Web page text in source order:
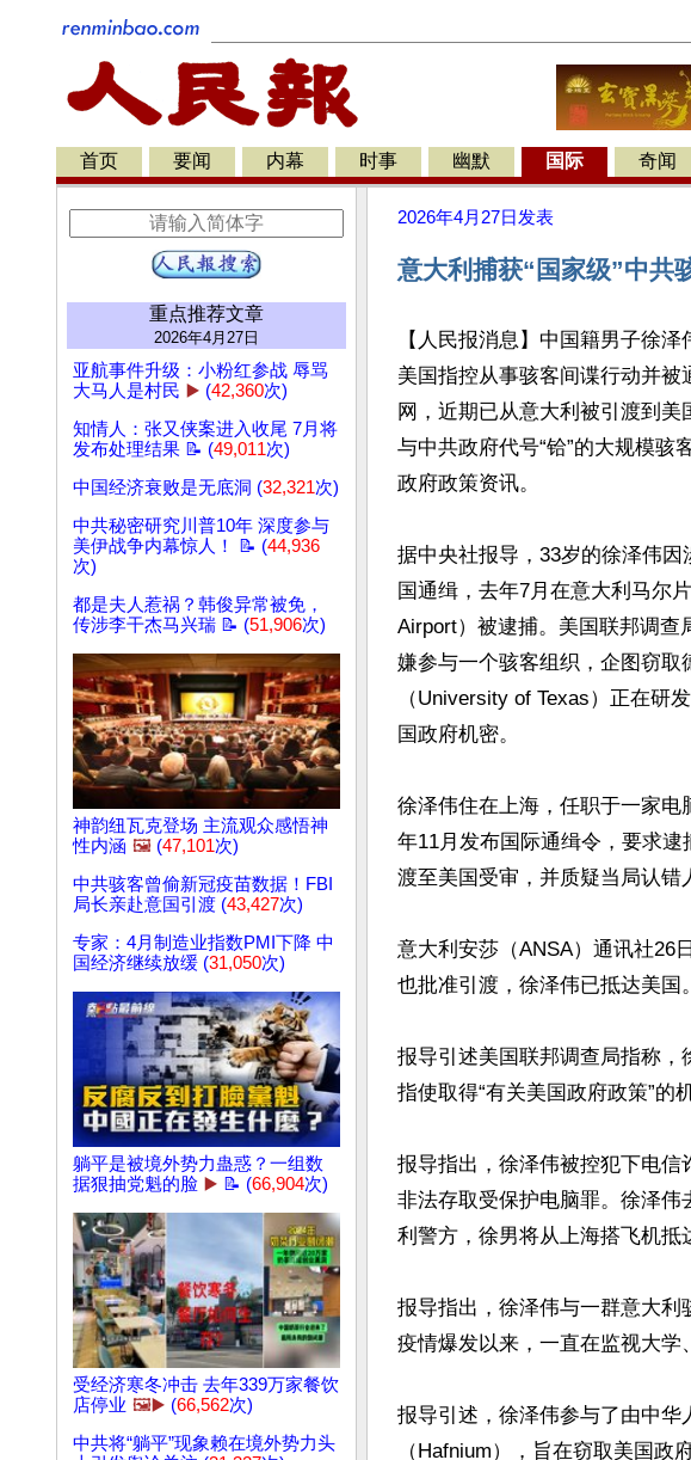
首页 要闻 内幕 时事 幽默 国际 奇闻
重点推荐文章
2026年4月27日
亚航事件升级：小粉红参战 辱骂
大马人是村民 ▶️ (42,360次)
知情人：张又侠案进入收尾 7月将
发布处理结果 📝 (49,011次)
中国经济衰败是无底洞 (32,321次)
中共秘密研究川普10年 深度参与
美伊战争内幕惊人！ 📝 (44,936
次)
都是夫人惹祸？韩俊异常被免，
传涉李干杰马兴瑞 📝 (51,906次)
神韵纽瓦克登场 主流观众感悟神
性内涵 🖼️ (47,101次)
中共骇客曾偷新冠疫苗数据！FBI
局长亲赴意国引渡 (43,427次)
专家：4月制造业指数PMI下降 中
国经济继续放缓 (31,050次)
躺平是被境外势力蛊惑？一组数
据狠抽党魁的脸 ▶️ 📝 (66,904次)
受经济寒冬冲击 去年339万家餐饮
店停业 🖼️▶️ (66,562次)
中共将“躺平”现象赖在境外势力头
2026年4月27日 发表
意大利捕获“国家级”中共
【人民报消息】中国籍男子徐
美国指控从事骇客间谍行动并被
网，近期已从意大利被引渡到
与中共政府代号“铪”的大规模骇
政府政策资讯。
据中央社报导，33岁的徐泽伟
国通缉，去年7月在意大利马尔
Airport）被逮捕。美国联邦调查
嫌参与一个骇客组织，企图窃取
（University of Texas）正在研
国政府机密。
徐泽伟住在上海，任职于一家电
年11月发布国际通缉令，要求逮
渡至美国受审，并质疑当局认错
意大利安莎（ANSA）通讯社26
也批准引渡，徐泽伟已抵达美国。
报导引述美国联邦调查局指称
指使取得“有关美国政府政策”的
报导指出，徐泽伟被控犯下电信
非法存取受保护电脑罪。徐泽
利警方，徐男将从上海搭飞机抵
报导指出，徐泽伟与一群意大
疫情爆发以来，一直在监视大学
报导引述，徐泽伟参与了由中华
（Hafnium），旨在窃取美国